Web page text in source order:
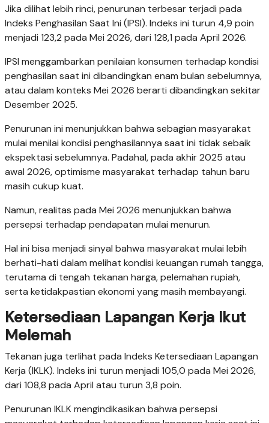
Jika dilihat lebih rinci, penurunan terbesar terjadi pada
Indeks Penghasilan Saat Ini (IPSI). Indeks ini turun 4,9 poin
menjadi 123,2 pada Mei 2026, dari 128,1 pada April 2026.
IPSI menggambarkan penilaian konsumen terhadap kondisi
penghasilan saat ini dibandingkan enam bulan sebelumnya,
atau dalam konteks Mei 2026 berarti dibandingkan sekitar
Desember 2025.
Penurunan ini menunjukkan bahwa sebagian masyarakat
mulai menilai kondisi penghasilannya saat ini tidak sebaik
ekspektasi sebelumnya. Padahal, pada akhir 2025 atau
awal 2026, optimisme masyarakat terhadap tahun baru
masih cukup kuat.
Namun, realitas pada Mei 2026 menunjukkan bahwa
persepsi terhadap pendapatan mulai menurun.
Hal ini bisa menjadi sinyal bahwa masyarakat mulai lebih
berhati-hati dalam melihat kondisi keuangan rumah tangga,
terutama di tengah tekanan harga, pelemahan rupiah,
serta ketidakpastian ekonomi yang masih membayangi.
Ketersediaan Lapangan Kerja Ikut
Melemah
Tekanan juga terlihat pada Indeks Ketersediaan Lapangan
Kerja (IKLK). Indeks ini turun menjadi 105,0 pada Mei 2026,
dari 108,8 pada April atau turun 3,8 poin.
Penurunan IKLK mengindikasikan bahwa persepsi